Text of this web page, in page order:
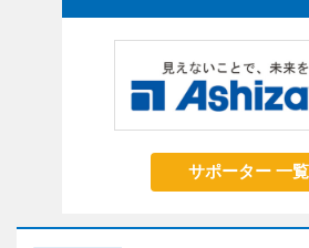
サポーター 一覧